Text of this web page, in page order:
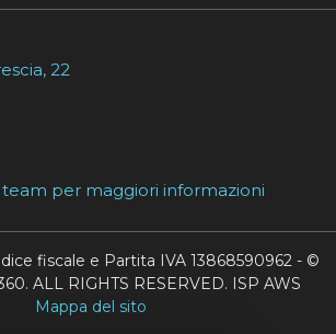
22
per maggiori informazioni
fiscale e Partita IVA 13868590962 - ©
ALL RIGHTS RESERVED. ISP AWS
Mappa del sito